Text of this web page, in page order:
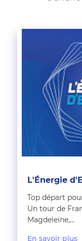
L'Énergie
Top départ
Un tour de
Magdeleine,…
En savoir plus